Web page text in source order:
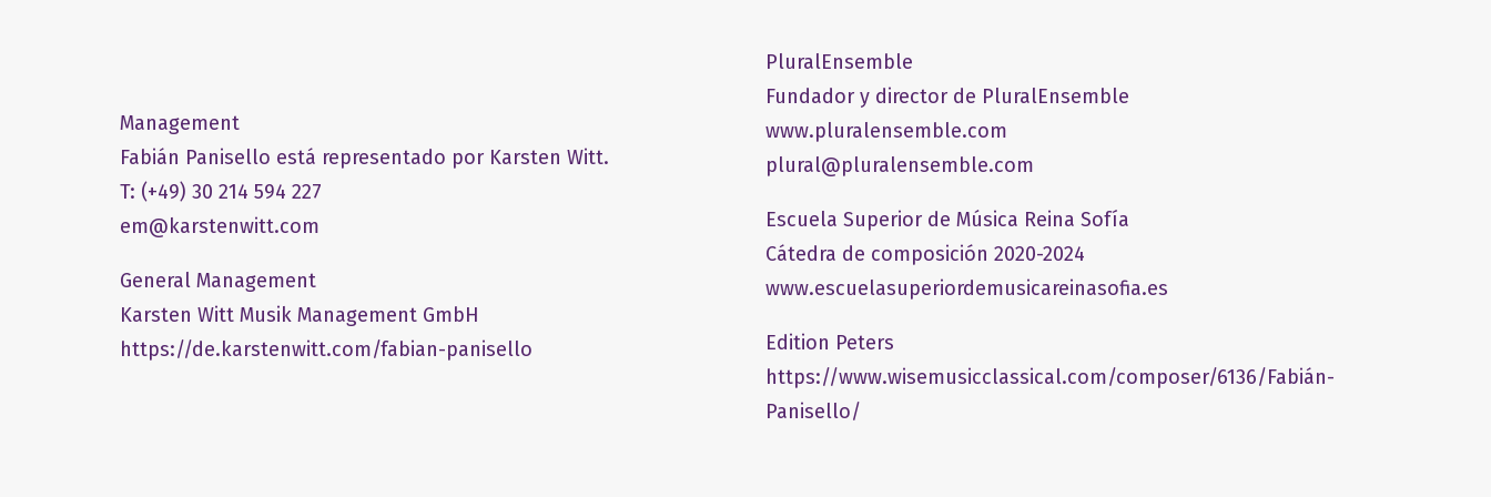
Management
Fabián Panisello está representado por Karsten Witt.
T: (+49) 30 214 594 227
em@karstenwitt.com
General Management
​Karsten Witt Musik Management GmbH​
https://de.karstenwitt.com/fabian-panisello
PluralEnsemble
Fundador y director de PluralEnsemble
www.pluralensemble.com
plural@pluralensemble.com
Escuela Superior de Música Reina Sofía
Cátedra de composición 2020-2024
www.escuelasuperiordemusicareinasofia.es
Edition Peters
https://www.wisemusicclassical.com/composer/6136/Fabián-
Panisello/